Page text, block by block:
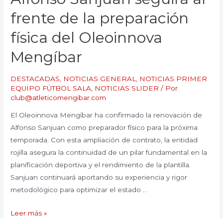
frente de la preparación
física del Oleoinnova
Mengíbar
DESTACADAS NOTICIAS GENERAL
NOTICIAS PRIMER
EQUIPO FÚTBOL SALA
NOTICIAS SLIDER / Por
club@atleticomengibar.com
El Oleoinnova Mengíbar ha confirmado la renovación de
Alfonso Sanjuan como preparador físico para la próxima
temporada. Con esta ampliación de contrato, la entidad
rojilla asegura la continuidad de un pilar fundamental en la
planificación deportiva y el rendimiento de la plantilla.
Sanjuan continuará aportando su experiencia y rigor
metodológico para optimizar el estado …
Leer más »